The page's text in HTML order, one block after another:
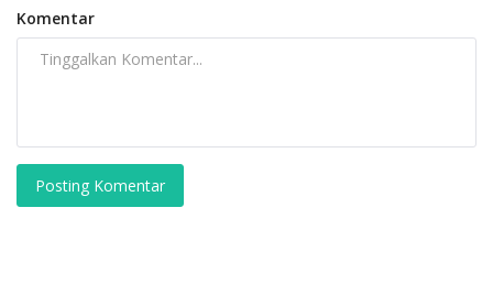
Komentar
Posting Komentar